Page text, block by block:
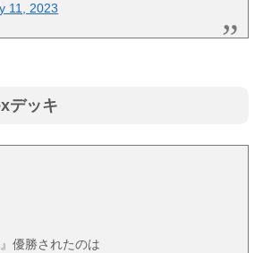
11, 2023
デッキ
優勝されたのは